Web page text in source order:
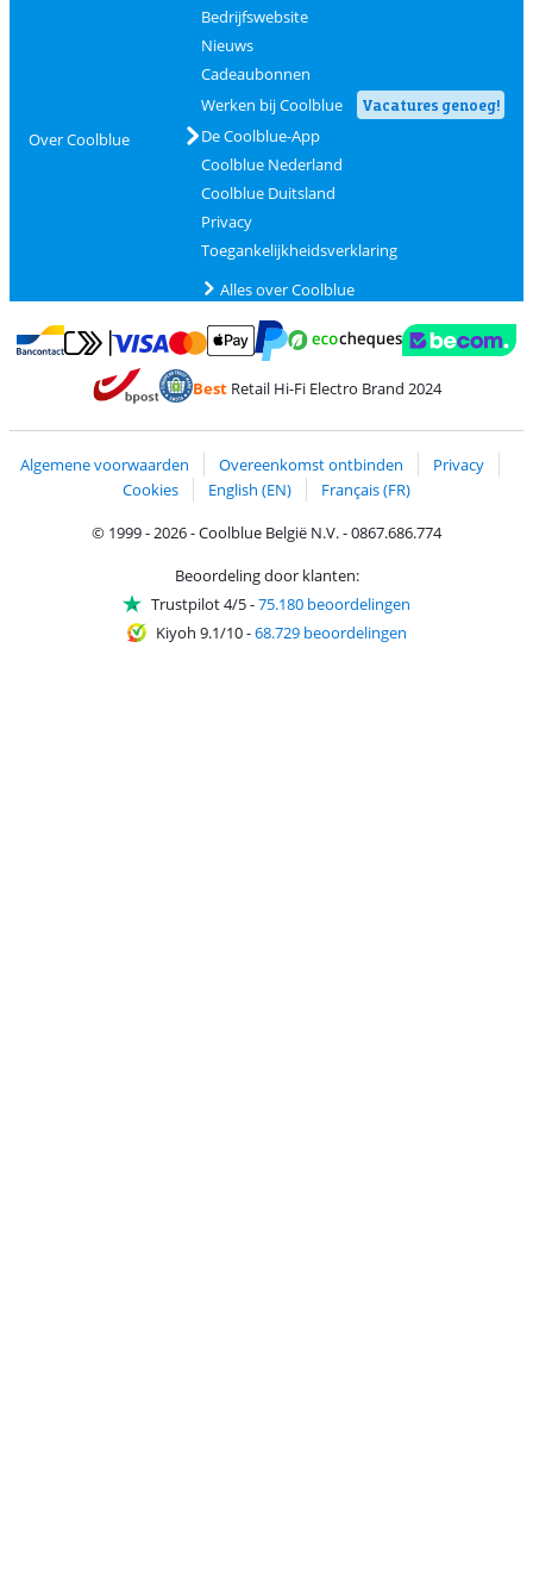
Over Coolblue
Bedrijfswebsite
Nieuws
Cadeaubonnen
Werken bij Coolblue
Vacatures genoeg!
De Coolblue-App
Coolblue Nederland
Coolblue Duitsland
Privacy
Toegankelijkheidsverklaring
Alles over Coolblue
Betalen met Bancontact
Betalen met MasterCard en Visa via ClickToPay
Betalen met PayPal
BestRetail Hi-Fi Electro Brand 2024
Algemene voorwaarden Overeenkomst ontbinden
Privacy
Cookies
English (EN)
Français (FR)
© 1999 - 2026 - Coolblue België N.V. - 0867.686.774
Beoordeling door klanten:
Trustpilot 4/5-75.180 beoordelingen
Kiyoh 9.1/10-68.729 beoordelingen